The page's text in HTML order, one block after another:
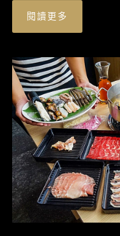
閱讀更多